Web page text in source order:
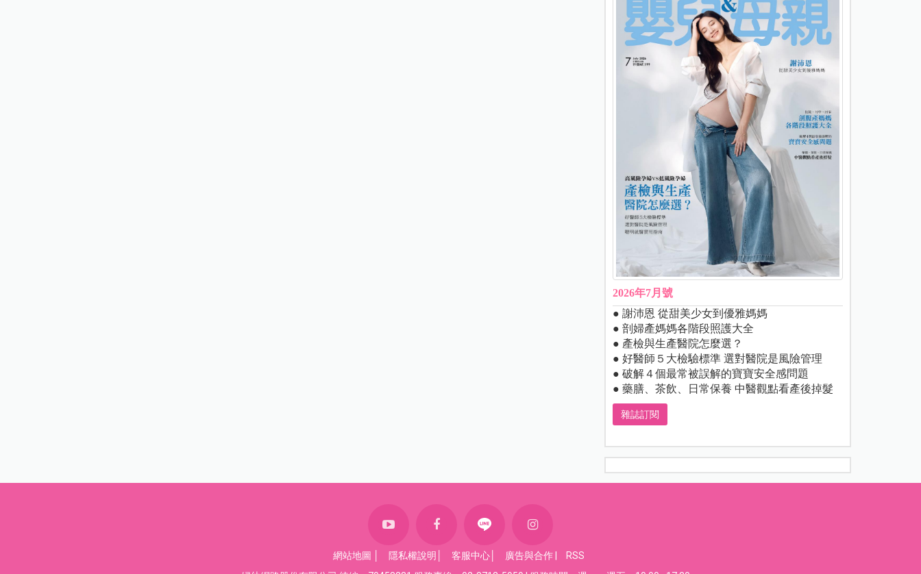
2026年7月號
● 謝沛恩 從甜美少女到優雅媽媽
● 剖婦產媽媽各階段照護大全
● 產檢與生產醫院怎麼選？
● 好醫師５大檢驗標準 選對醫院是風險管理
● 破解４個最常被誤解的寶寶安全感問題
● 藥膳、茶飲、日常保養 中醫觀點看產後掉髮
雜誌訂閱
網站地圖 隱私權說明 客服中心 廣告與合作
RSS